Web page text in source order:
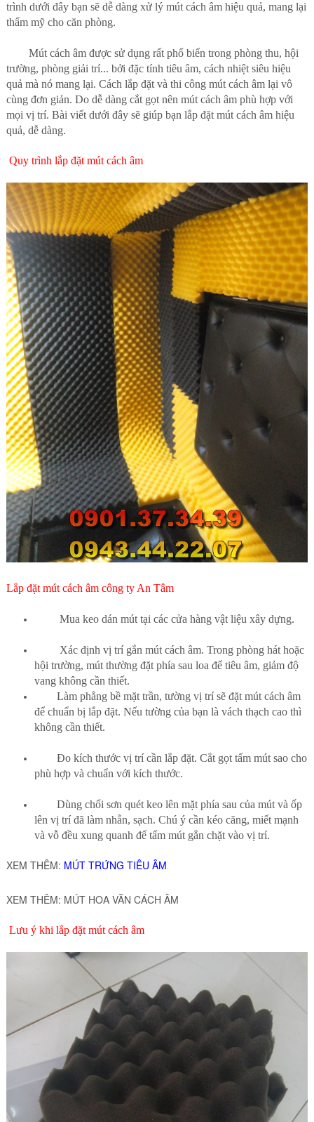
trình dưới đây bạn sẽ dễ dàng xử lý mút cách âm hiệu quả, mang lại
thẩm mỹ cho căn phòng.
Mút cách âm được sử dụng rất phổ biến trong phòng thu, hội
trường, phòng giải trí... bởi đặc tính tiêu âm, cách nhiệt siêu hiệu
quả mà nó mang lại. Cách lắp đặt và thi công mút cách âm lại vô
cùng đơn giản. Do dễ dàng cắt gọt nên mút cách âm phù hợp với
mọi vị trí. Bài viết dưới đây sẽ giúp bạn lắp đặt mút cách âm hiệu
quả, dễ dàng.
Quy trình lắp đặt mút cách âm
Lắp đặt mút cách âm công ty An Tâm
Mua keo dán mút tại các cửa hàng vật liệu xây dựng.
Xác định vị trí gắn mút cách âm. Trong phòng hát hoặc
hội trường, mút thường đặt phía sau loa để tiêu âm, giảm độ
vang không cần thiết.
Làm phẳng bề mặt trần, tường vị trí sẽ đặt mút cách âm
để chuẩn bị lắp đặt. Nếu tường của bạn là vách thạch cao thì
không cần thiết.
Đo kích thước vị trí cần lắp đặt. Cắt gọt tấm mút sao cho
phù hợp và chuẩn với kích thước.
Dùng chổi sơn quét keo lên mặt phía sau của mút và ốp
lên vị trí đã làm nhẵn, sạch. Chú ý cần kéo căng, miết mạnh
và vỗ đều xung quanh để tấm mút gắn chặt vào vị trí.
XEM THÊM: MÚT TRỨNG TIÊU ÂM
XEM THÊM: MÚT HOA VĂN CÁCH ÂM
Lưu ý khi lắp đặt mút cách âm